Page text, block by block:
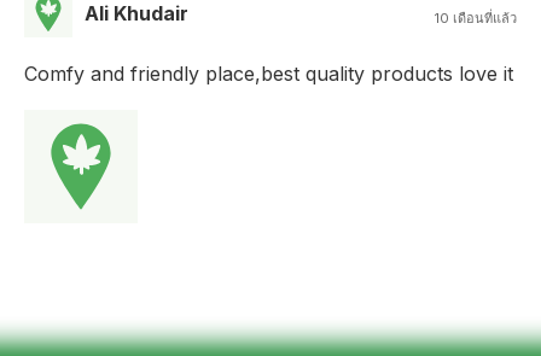
Ali Khudair 10 เดือนที่แล้ว
Comfy and friendly place,best quality products love it